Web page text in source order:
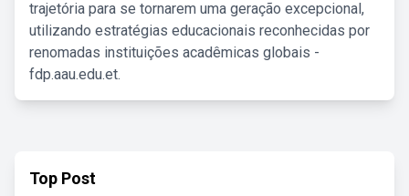
trajetória para se tornarem uma geração excepcional,
utilizando estratégias educacionais reconhecidas por
renomadas instituições acadêmicas globais -
fdp.aau.edu.et.
Top Post